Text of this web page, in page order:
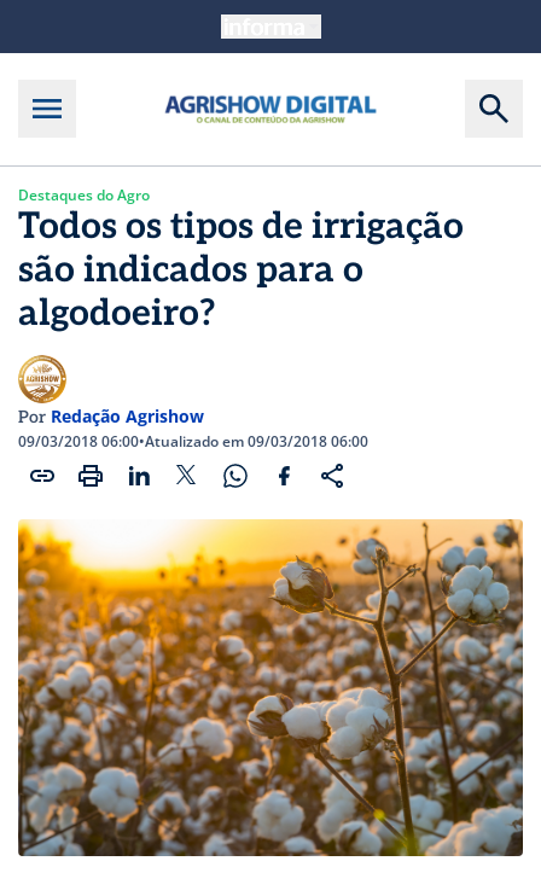
Destaques do Agro
Todos os tipos de irrigação
são indicados para o
algodoeiro?
Por Redação Agrishow
09/03/2018 06:00•Atualizado em 09/03/2018 06:00